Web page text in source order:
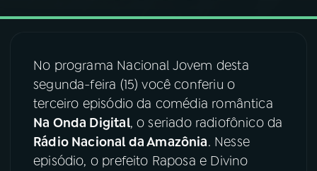
04 PROGRAMAS
PODCASTS
No programa Nacional Jovem desta
segunda-feira (15) você conferiu o
terceiro episódio da comédia romântica
Na Onda Digital, o seriado radiofônico da
Rádio Nacional da Amazônia. Nesse
episódio, o prefeito Raposa e Divino